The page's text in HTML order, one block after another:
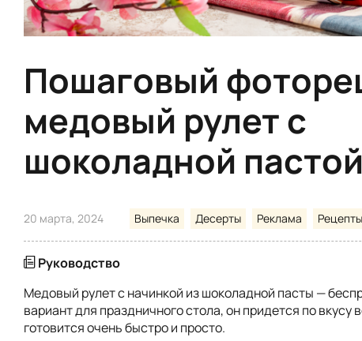
Пошаговый
медовый рулет с
шоколадной пастой
20 марта, 2024 Выпечка Десерты Реклама Рецепты
Руководство
Медовый рулет с начинкой из шоколадной пасты —
вариант для праздничного стола, он придется по вкусу
готовится очень быстро и просто.